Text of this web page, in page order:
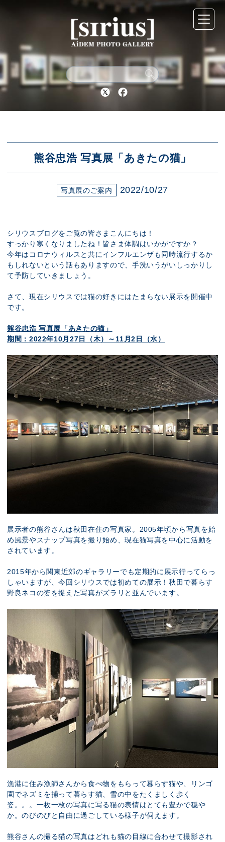
Twitter Facebook
熊谷忠浩 写真展「あきたの猫」
写真展のご案内 2022/10/27
シリウスブログをご覧の皆さまこんにちは！
すっかり寒くなりましたね！皆さま体調はいかがですか？
今年はコロナウィルスと共にインフルエンザも同時流行するか
もしれないという話もありますので、手洗いうがいしっかりし
て予防していきましょう。
さて、現在シリウスでは猫の好きにはたまらない展示を開催中
です。
熊谷忠浩 写真展「あきたの猫」
期間：2022年10月27日（木）～11月2日（水）
展示者の熊谷さんは秋田在住の写真家。2005年頃から写真を始
め風景やスナップ写真を撮り始め、現在猫写真を中心に活動を
されています。
2015年から関東近郊のギャラリーでも定期的に展示行ってらっ
しゃいますが、今回シリウスでは初めての展示！秋田で暮らす
野良ネコの姿を捉えた写真がズラリと並んでいます。
漁港に住み漁師さんから食べ物をもらって暮らす猫や、リンゴ
園でネズミを捕って暮らす猫、雪の中をたくましく歩く
姿。。。一枚一枚の写真に写る猫の表情はとても豊かで穏や
か。のびのびと自由に過ごしている様子が伺えます。
熊谷さんの撮る猫の写真はどれも猫の目線に合わせて撮影され
シリウスについて
展示スケジュール
アクセス